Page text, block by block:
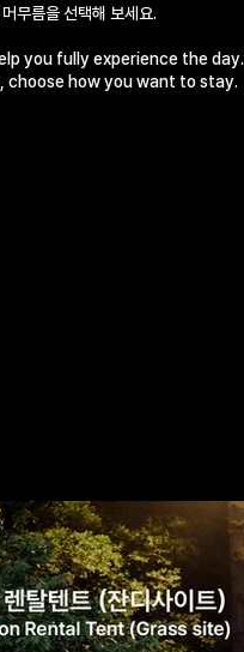
무름을 선택해 보세요.
you fully experience the day.
choose how you want to stay.